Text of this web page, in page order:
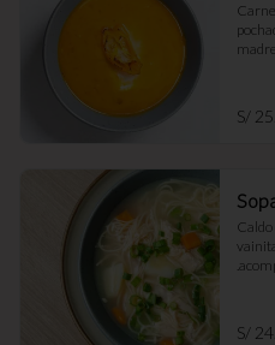
S/
Caldo
S/